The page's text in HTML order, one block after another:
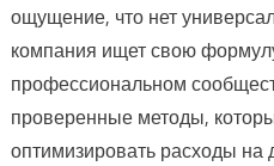
ощущение, что нет
компания ищет свою
профессиональном
проверенные методы,
оптимизировать расходы на